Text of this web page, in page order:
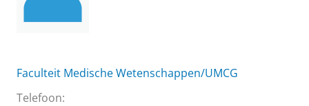
Faculteit Medische Wetenschappen/UMCG
Telefoon: